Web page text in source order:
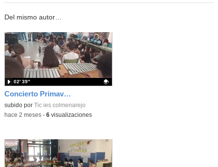
Del mismo autor…
Concierto Primavera Taller Musica 2026 5d5
Contenido educativo.
subido por Tic ies colmenarejo
02′ 39″
-hace 2 meses- 6visualizaciones